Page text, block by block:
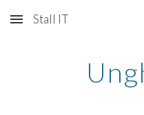
Skip to main content
Stall IT